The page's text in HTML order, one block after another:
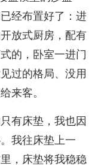
经布置好了：进
放式厨房，配有
的，卧室一进门
过的格局、没用
来客。
有床垫，我也因
我往床垫上一
，床垫将我稳稳